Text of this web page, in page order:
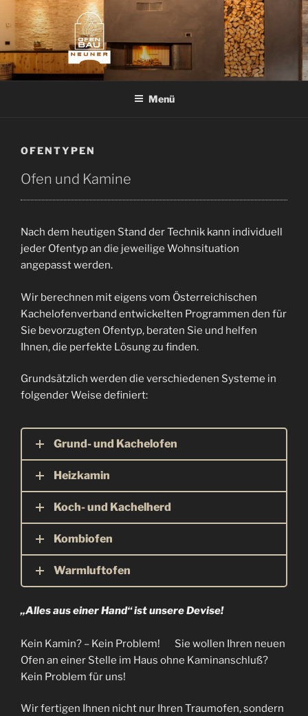
m
I
n
OFENBAU NEUNER
Kachelöfen • Kachelherd • Kaminofen
Menü
OFENTYPEN
Ofen und Kamine
Nach dem heutigen Stand der Technik kann individuell
jeder Ofentyp an die jeweilige Wohnsituation
angepasst werden.
Wir berechnen mit eigens vom Österreichischen
Kachelofenverband entwickelten Programmen den für
Sie bevorzugten Ofentyp, beraten Sie und helfen
Ihnen, die perfekte Lösung zu finden.
Grundsätzlich werden die verschiedenen Systeme in
folgender Weise definiert:
Grund- und Kachelofen
Heizkamin
Koch- und Kachelherd
Kombiofen
Warmluftofen
„Alles aus einer Hand“ ist unsere Devise!
Kein Kamin? – Kein Problem! Sie wollen Ihren neuen
Ofen an einer Stelle im Haus ohne Kaminanschluß?
Kein Problem für uns!
Wir fertigen Ihnen nicht nur Ihren Traumofen, sondern